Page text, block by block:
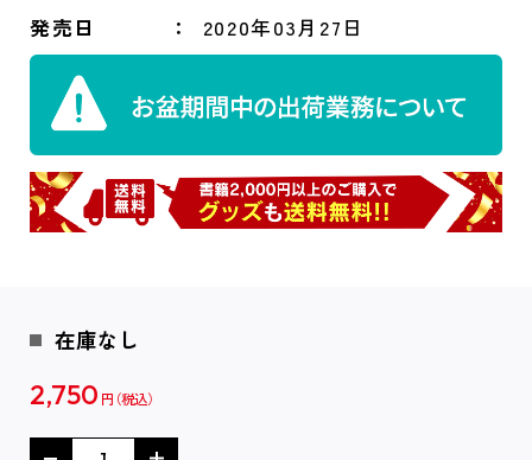
発売日 2020年03月27日
在庫なし
2,750 円